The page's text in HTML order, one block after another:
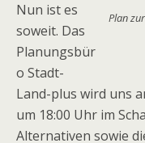
Plan
Nun ist es
soweit. Das
Planungsbür
o Stadt-
Land-plus wird uns
um 18:00 Uhr im
Alternativen sowie